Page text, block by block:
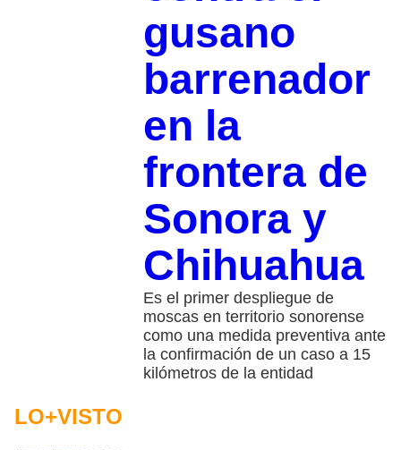
gusano
barrenador
en la
frontera de
Sonora y
Chihuahua
Es el primer despliegue de
moscas en territorio sonorense
como una medida preventiva ante
la confirmación de un caso a 15
kilómetros de la entidad
LO+VISTO